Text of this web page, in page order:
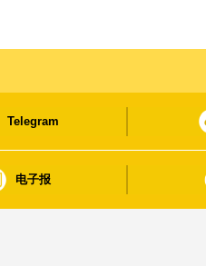
Telegram
电子报